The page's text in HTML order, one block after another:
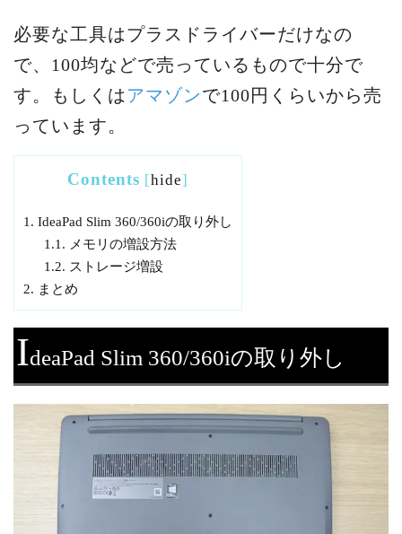
必要な工具はプラスドライバーだけなの
で、100均などで売っているもので十分で
す。もしくは アマゾンで100円くらいから売
っています。
Contents [hide]
1. IdeaPad Slim 360/360iの取り外し
1.1. メモリの増設方法
1.2. ストレージ増設
2. まとめ
IdeaPad Slim 360/360iの取り外し